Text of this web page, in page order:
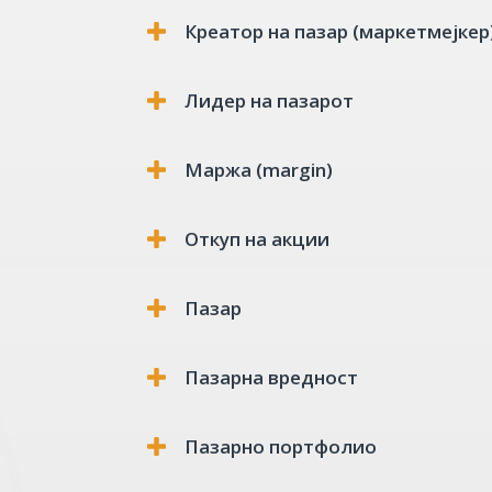
Креатор на пазар
Лидер на пазарот
Маржа (margin)
Откуп на акции
Пазар
Пазарна вредност
Пазарно портфолио